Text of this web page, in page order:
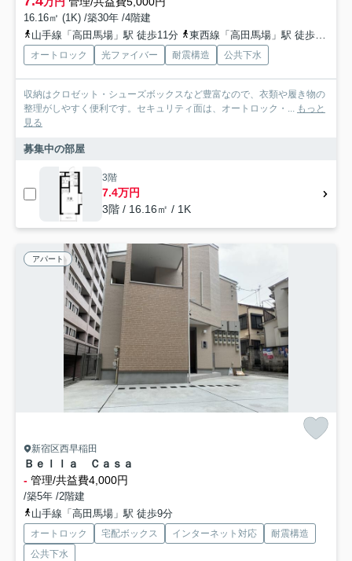
16.16㎡ (1K) /築30年 /4階建
山手線「高田馬場」駅 徒歩11分
東西線「高田馬場」駅 徒歩11分
オートロック 光ファイバー 耐震構造 公共下水
収納はクロゼット・シューズボックスなど豊富なので、衣類や履き物の
整理がしやすく便利です。セキュリティ面は、オートロック・... もっと
見る
募集中の部屋
3階
7.4万円
3階 / 16.16㎡ / 1K
アパート
新宿区西早稲田
Ｂｅｌｌａ Ｃａｓａ
- 管理/共益費4,000円
/築5年 /2階建
山手線「高田馬場」駅 徒歩9分
オートロック 宅配ボックス インターネット対応
耐震構造
公共下水